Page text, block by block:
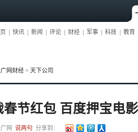
快讯 新闻 评论 财经 军事 科技 教育
网财经 > 天下公司
春节红包 百度押宝电
网 说两句 分享到：